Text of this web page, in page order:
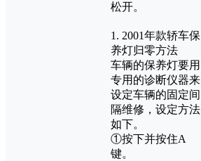
松开。
1. 2001年款轿车保
养灯归零方法
车辆的保养灯要用
专用的诊断仪器来
设定车辆的固定间
隔维修，设定方法
如下。
①按下并按住A
键。